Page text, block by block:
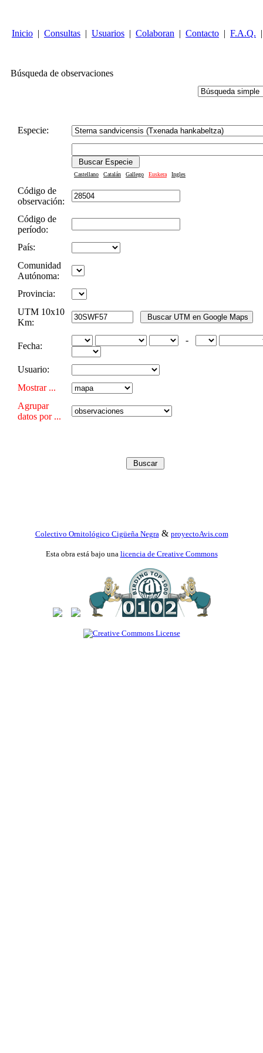
Inicio | Consultas | Usuarios | Colaboran | Contacto | F.A.Q. |
Búsqueda de observaciones
Especie:
Castellano Catalán Gallego Euskera Ingles
Código de
observación:
Código de
período:
País:
Comunidad
Autónoma:
Provincia:
UTM 10x10
Km:
Fecha:
-
Usuario:
Mostrar ...
Agrupar
datos por ...
Colectivo Ornitológico Cigüeña Negra & proyectoAvis.com
Esta obra está bajo una licencia de Creative Commons